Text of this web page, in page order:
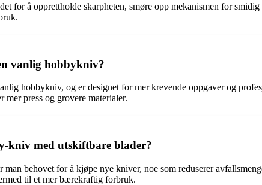
for å opprettholde skarpheten, smøre opp mekanismen for
vanlig hobbykniv?
hobbykniv, og er designet for mer krevende oppgaver og
press og grovere materialer.
kniv med utskiftbare blader?
behovet for å kjøpe nye kniver, noe som reduserer
til et mer bærekraftig forbruk.